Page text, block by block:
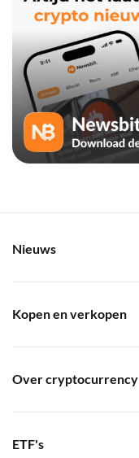
Nieuws
Kopen en verkopen
Over cryptocurrency
ETF's